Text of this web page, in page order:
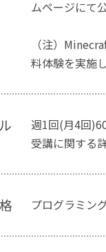
ムページにて
（注）
料体験を実施
週1回(月4回
受講に関する
プログラミン